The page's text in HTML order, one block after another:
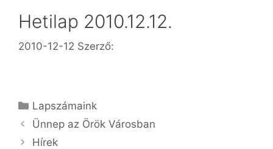
Hetilap 2010.12.12.
2010-12-12 Szerző:
Kategória
Lapszámaink
Ünnep az Örök Városban
Hírek